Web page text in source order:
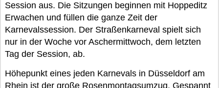
Session aus. Die Sitzungen beginnen mit Hoppeditz
Erwachen und füllen die ganze Zeit der
Karnevalssession. Der Straßenkarneval spielt sich
nur in der Woche vor Aschermittwoch, dem letzten
Tag der Session, ab.
Höhepunkt eines jeden Karnevals in Düsseldorf am
Rhein ist der große Rosenmontagsumzug. Gespannt